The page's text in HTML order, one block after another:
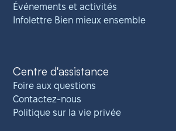
Événements et activités
Infolettre Bien mieux ensemble
Centre d'assistance
Foire aux questions
Contactez-nous
Politique sur la vie privée